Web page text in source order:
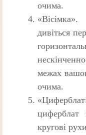
очима.
дивіться
межах
очима.
циферблат
кругові